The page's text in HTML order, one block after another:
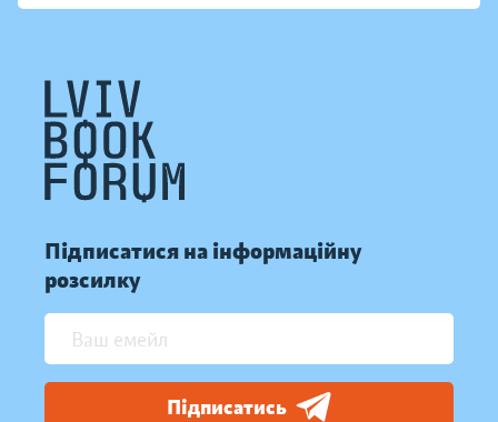
Підписатися на інформаційну
розсилку
Підписатись